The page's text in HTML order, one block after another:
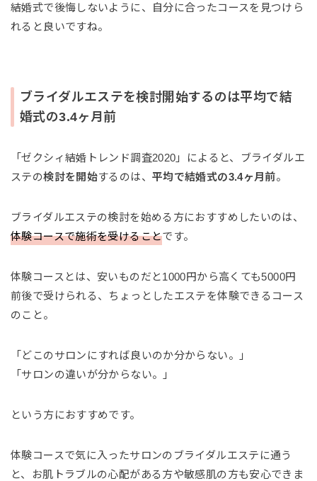
結婚式で後悔しないように、自分に合ったコースを見つけら
れると良いですね。
ブライダルエステを検討開始するのは平均で結
婚式の3.4ヶ月前
「ゼクシィ結婚トレンド調査2020」によると、ブライダルエ
ステの検討を開始するのは、 平均で結婚式の3.4ヶ月前。
ブライダルエステの検討を始める方におすすめしたいのは、
体験コースで施術を受けることです。
体験コースとは、安いものだと1000円から高くても5000円
前後で受けられる、ちょっとしたエステを体験できるコース
のこと。
「どこのサロンにすれば良いのか分からない。」
「サロンの違いが分からない。」
という方におすすめです。
体験コースで気に入ったサロンのブライダルエステに通う
と、お肌トラブルの心配がある方や敏感肌の方も安心できま